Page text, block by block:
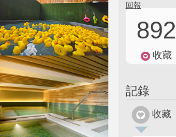
回報
892
收藏
記錄
收藏